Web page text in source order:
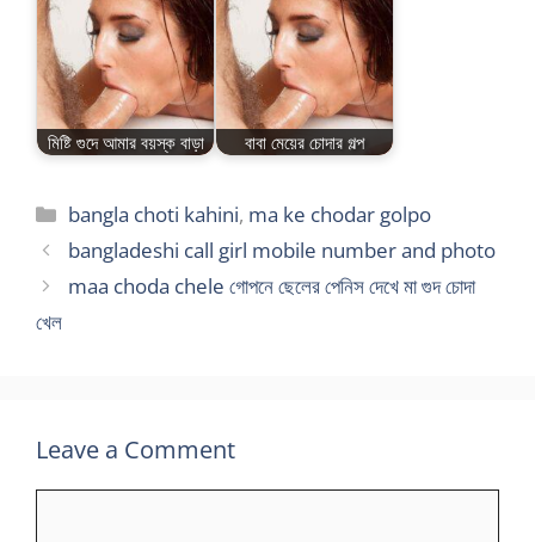
মিষ্টি গুদে আমার বয়স্ক বাড়া বাবা মেয়ের চোদার গল্প
Categories
bangla choti kahini, ma ke chodar golpo
bangladeshi call girl mobile number and photo
maa choda chele গোপনে ছেলের পেনিস দেখে মা গুদ চোদা
খেল
Leave a Comment